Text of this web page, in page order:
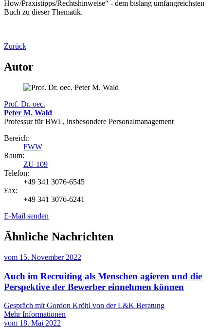
How/Praxistipps/Rechtshinweise“ - dem bislang umfangreichsten
Buch zu dieser Thematik.
Zurück
Autor
Prof. Dr. oec.
Peter M. Wald
Professur für BWL, insbesondere Personalmanagement
Bereich:
FWW
Raum:
ZU 109
Telefon:
+49 341 3076-6545
Fax:
+49 341 3076-6241
E-Mail senden
Ähnliche Nachrichten
vom 15. November 2022
Auch im Recruiting als Menschen agieren und die
Perspektive der Bewerber einnehmen können
Gespräch mit Gordon Kröhl von der L&K Beratung
Mehr Informationen
vom 18. Mai 2022